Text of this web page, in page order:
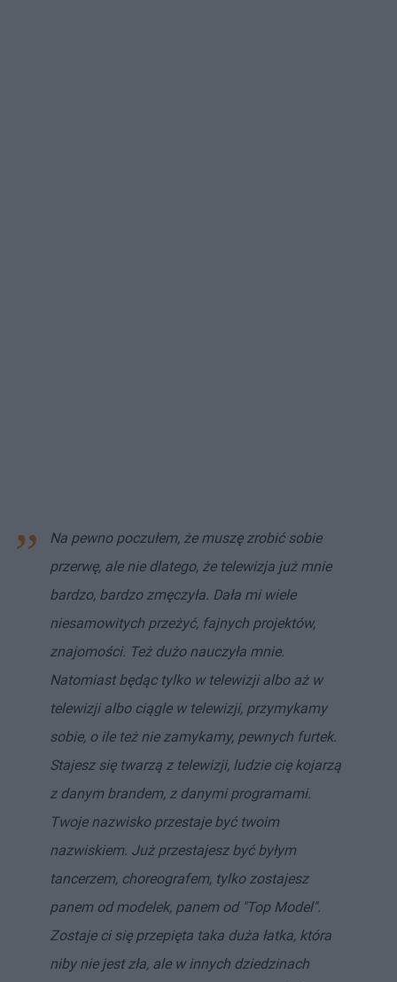
Na pewno poczułem, że muszę zrobić sobie
przerwę, ale nie dlatego, że telewizja już mnie
bardzo, bardzo zmęczyła. Dała mi wiele
niesamowitych przeżyć, fajnych projektów,
znajomości. Też dużo nauczyła mnie.
Natomiast będąc tylko w telewizji albo aż w
telewizji albo ciągle w telewizji, przymykamy
sobie, o ile też nie zamykamy, pewnych furtek.
Stajesz się twarzą z telewizji, ludzie cię kojarzą
z danym brandem, z danymi programami.
Twoje nazwisko przestaje być twoim
nazwiskiem. Już przestajesz być byłym
tancerzem, choreografem, tylko zostajesz
panem od modelek, panem od "Top Model".
Zostaje ci się przepięta taka duża łatka, która
niby nie jest zła, ale w innych dziedzinach